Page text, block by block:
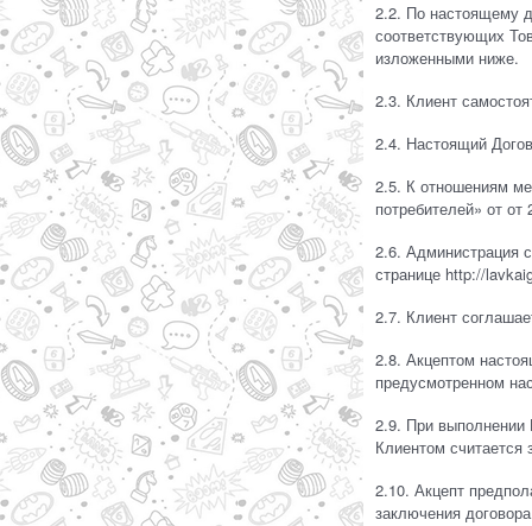
2.2. По настоящему
соответствующих
изложенными ниже.
2.3. Клиент
2.4. Настоящий
2.5. К отношениям
потребителей» от
2.6. Администрация
странице http://
2.7. Клиент
2.8. Акцептом
предусмотренном
2.9. При выполнении
Клиентом
2.10. Акцепт
заключения